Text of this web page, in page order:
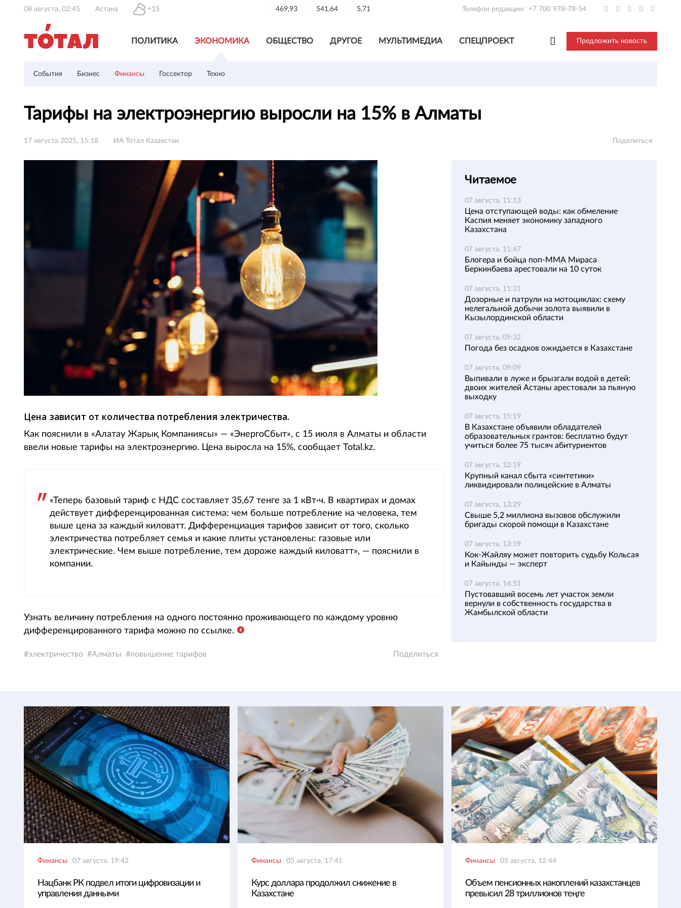
08 августа, 02:45 Астана +15 469,93 541,64 5,71 Телефон редакции: +7 700 978-78-54
ПОЛИТИКА ЭКОНОМИКА ОБЩЕСТВО ДРУГОЕ МУЛЬТИМЕДИА СПЕЦПРОЕКТ Предложить новость
События Бизнес Финансы Госсектор Техно
Тарифы на электроэнергию выросли на 15% в Алматы
17 августа 2025, 15:18 ИА Тотал Казахстан Поделиться
Цена зависит от количества потребления электричества.
Как пояснили в «Алатау Жарық Компаниясы» — «ЭнергоСбыт», с 15 июля в Алматы и области
ввели новые тарифы на электроэнергию. Цена выросла на 15%, сообщает Total.kz.
«Теперь базовый тариф с НДС составляет 35,67 тенге за 1 кВт·ч. В квартирах и домах
действует дифференцированная система: чем больше потребление на человека, тем
выше цена за каждый киловатт. Дифференциация тарифов зависит от того, сколько
электричества потребляет семья и какие плиты установлены: газовые или
электрические. Чем выше потребление, тем дороже каждый киловатт», — пояснили в
компании.
Узнать величину потребления на одного постоянно проживающего по каждому уровню
дифференцированного тарифа можно по ссылке.
электричество Алматы повышение тарифов Поделиться
Читаемое
07 августа, 11:13
Цена отступающей воды: как обмеление
Каспия меняет экономику западного
Казахстана
07 августа, 11:47
Блогера и бойца поп-ММА Мираса
Беркинбаева арестовали на 10 суток
07 августа, 11:31
Дозорные и патрули на мотоциклах: схему
нелегальной добычи золота выявили в
Кызылординской области
07 августа, 09:32
Погода без осадков ожидается в Казахстане
07 августа, 09:09
Выпивали в луже и брызгали водой в детей:
двоих жителей Астаны арестовали за пьяную
выходку
07 августа, 15:19
В Казахстане объявили обладателей
образовательных грантов: бесплатно будут
учиться более 75 тысяч абитуриентов
07 августа, 12:19
Крупный канал сбыта «синтетики»
ликвидировали полицейские в Алматы
07 августа, 13:29
Свыше 5,2 миллиона вызовов обслужили
бригады скорой помощи в Казахстане
07 августа, 13:19
Кок-Жайляу может повторить судьбу Кольсая
и Кайынды — эксперт
07 августа, 14:51
Пустовавший восемь лет участок земли
вернули в собственность государства в
Жамбылской области
Финансы 07 августа, 19:42
Нацбанк РК подвел итоги цифровизации и
управления данными
Финансы 05 августа, 17:41
Курс доллара продолжил снижение в
Казахстане
Финансы 05 августа, 12:44
Объем пенсионных накоплений казахстанцев
превысил 28 триллионов теңге